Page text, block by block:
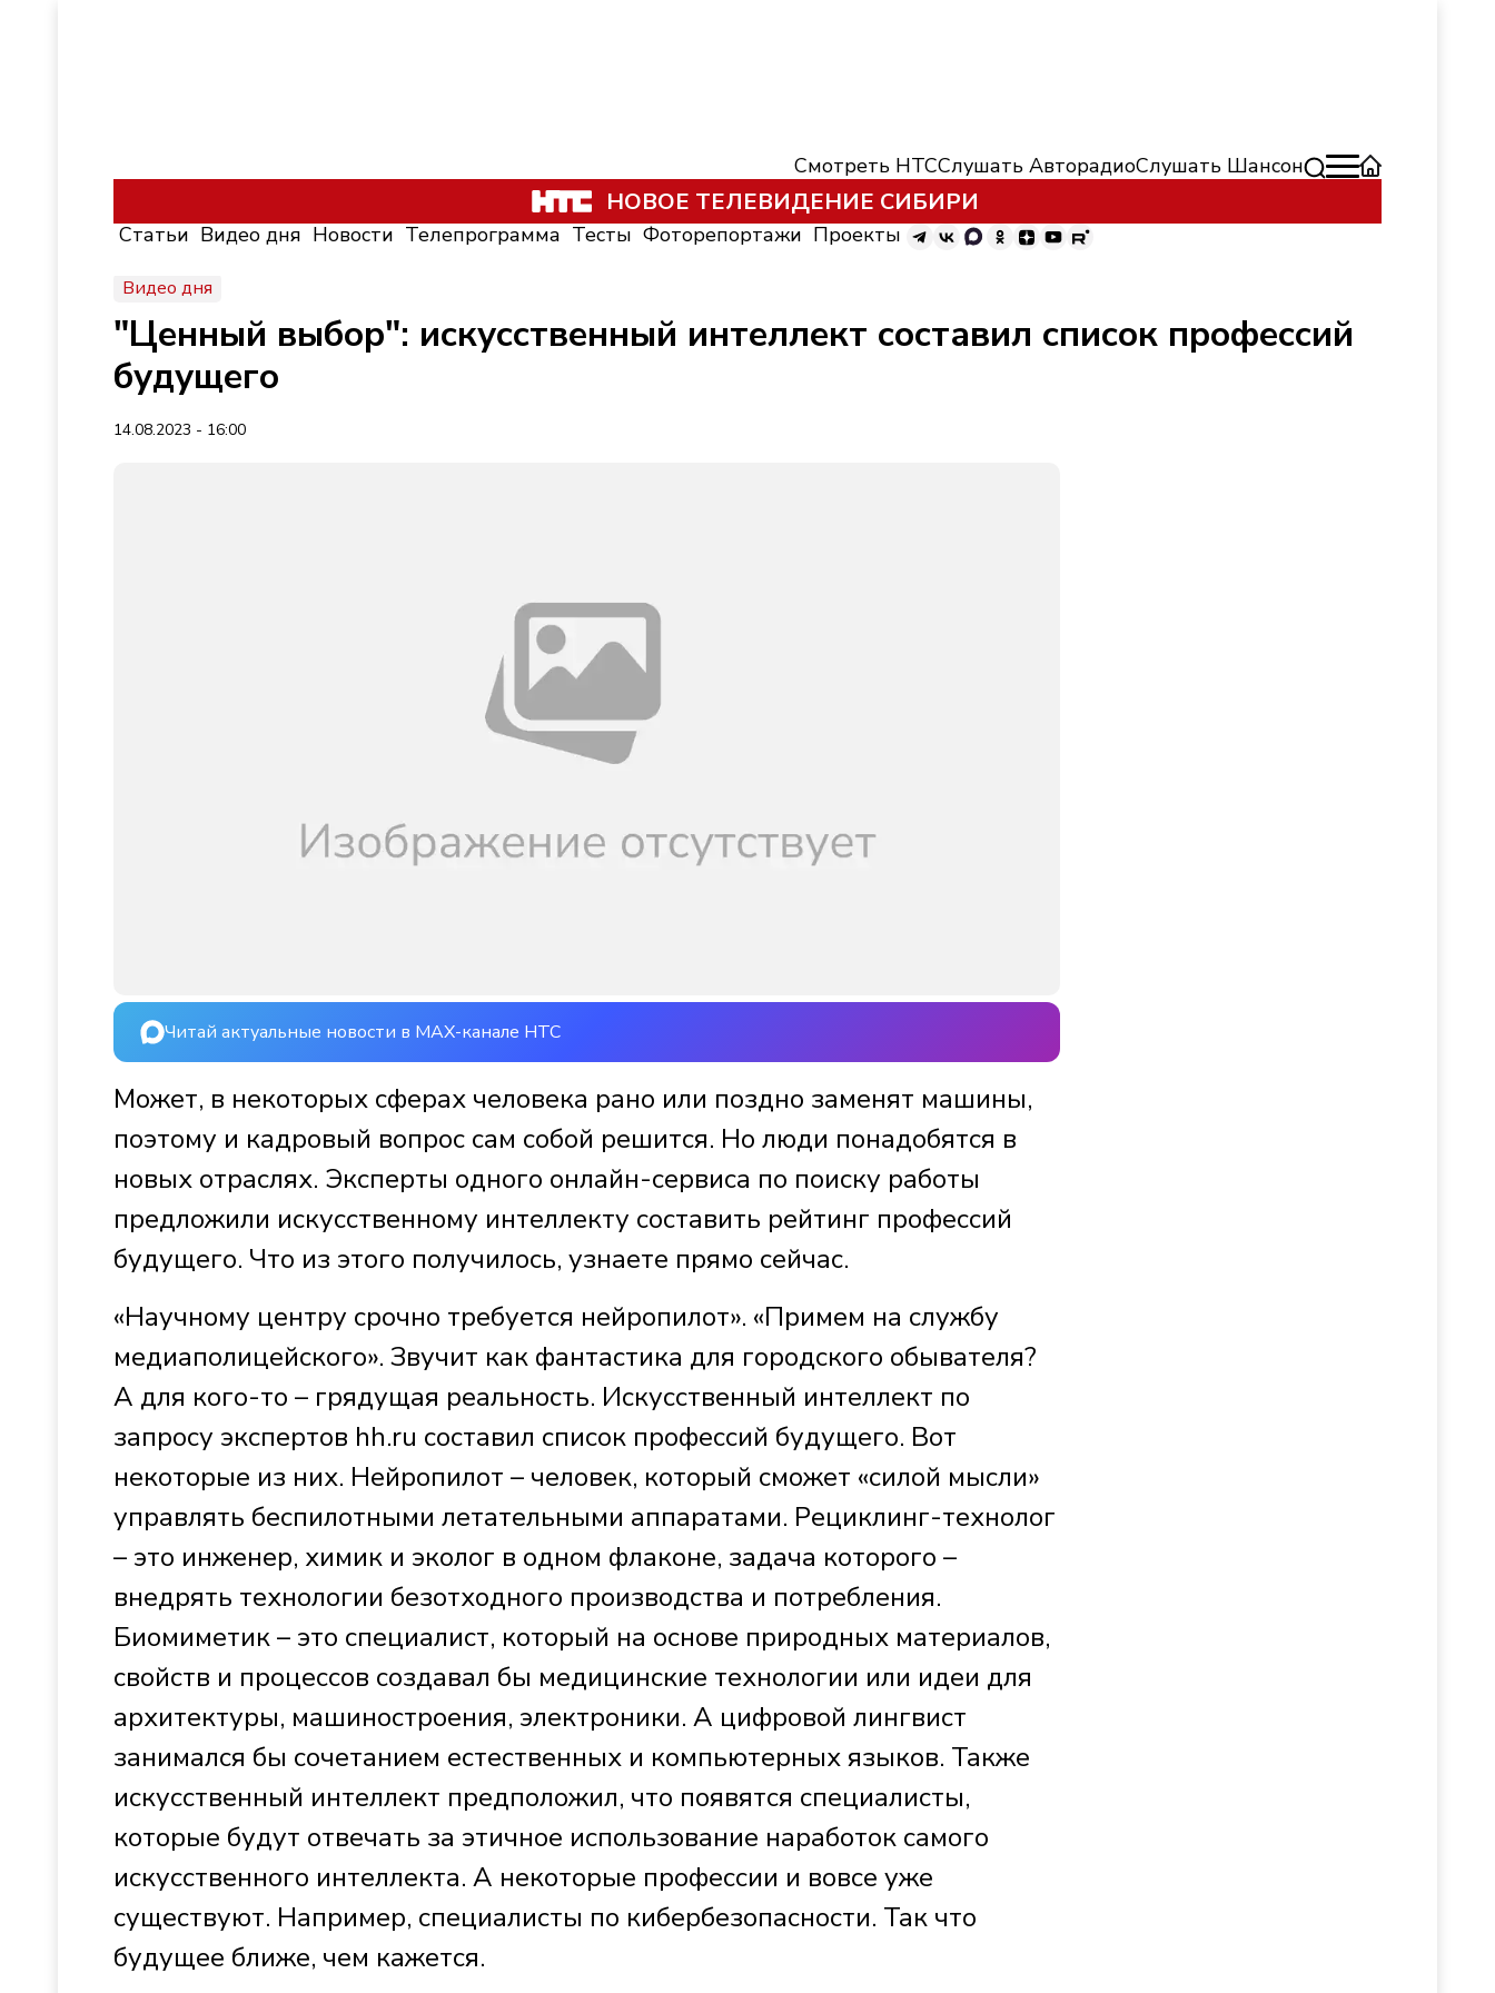
Смотреть НТССлушать АвторадиоСлушать Шансон
НОВОЕ ТЕЛЕВИДЕНИЕ СИБИРИ
Статьи Видео дня Новости Телепрограмма Тесты Фоторепортажи Проекты
Видео дня
"Ценный выбор": искусственный интеллект составил список профессий
будущего
14.08.2023 - 16:00
Читай актуальные новости в MAX-канале НТС
Может, в некоторых сферах человека рано или поздно заменят машины,
поэтому и кадровый вопрос сам собой решится. Но люди понадобятся в
новых отраслях. Эксперты одного онлайн-сервиса по поиску работы
предложили искусственному интеллекту составить рейтинг профессий
будущего. Что из этого получилось, узнаете прямо сейчас.
«Научному центру срочно требуется нейропилот». «Примем на службу
медиаполицейского». Звучит как фантастика для городского обывателя?
А для кого-то – грядущая реальность. Искусственный интеллект по
запросу экспертов hh.ru составил список профессий будущего. Вот
некоторые из них. Нейропилот – человек, который сможет «силой мысли»
управлять беспилотными летательными аппаратами. Рециклинг-технолог
– это инженер, химик и эколог в одном флаконе, задача которого –
внедрять технологии безотходного производства и потребления.
Биомиметик – это специалист, который на основе природных материалов,
свойств и процессов создавал бы медицинские технологии или идеи для
архитектуры, машиностроения, электроники. А цифровой лингвист
занимался бы сочетанием естественных и компьютерных языков. Также
искусственный интеллект предположил, что появятся специалисты,
которые будут отвечать за этичное использование наработок самого
искусственного интеллекта. А некоторые профессии и вовсе уже
существуют. Например, специалисты по кибербезопасности. Так что
будущее ближе, чем кажется.